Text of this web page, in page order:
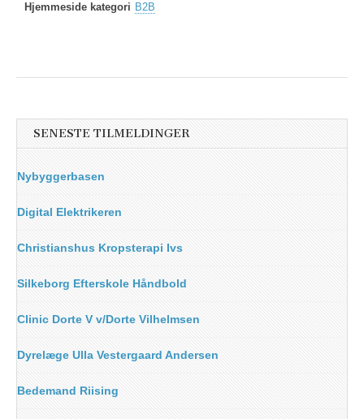
Hjemmeside kategori B2B
SENESTE TILMELDINGER
Nybyggerbasen
Digital Elektrikeren
Christianshus Kropsterapi Ivs
Silkeborg Efterskole Håndbold
Clinic Dorte V v/Dorte Vilhelmsen
Dyrelæge Ulla Vestergaard Andersen
Bedemand Riising